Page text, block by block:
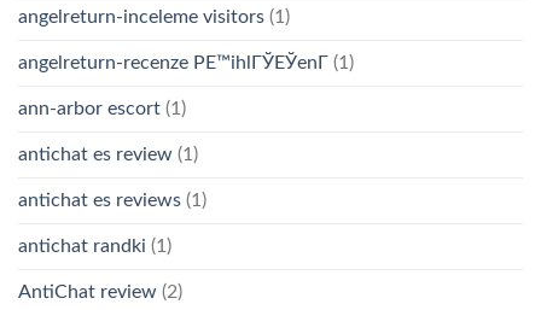
angelreturn-inceleme visitors (1)
angelreturn-recenze PЕ™ihlГЎЕЎenГ­ (1)
ann-arbor escort (1)
antichat es review (1)
antichat es reviews (1)
antichat randki (1)
AntiChat review (2)